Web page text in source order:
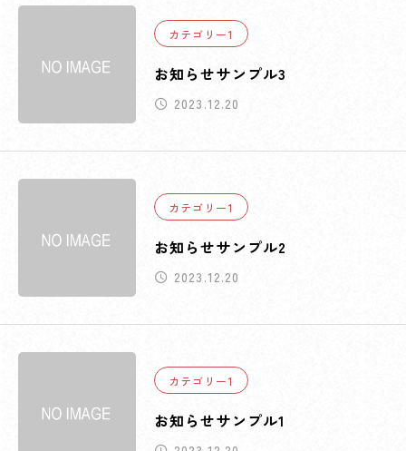
カテゴリー1
お知らせサンプル3
2023.12.20
カテゴリー1
お知らせサンプル2
2023.12.20
カテゴリー1
お知らせサンプル1